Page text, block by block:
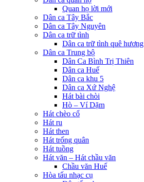
Quan họ lời mới
Dân ca Tây Bắc
Dân ca Tây Nguyên
Dân ca trữ tình
Dân ca trữ tình quê hương
Dân ca Trung bộ
Dân Ca Bình Trị Thiên
Dân ca Huế
Dân ca khu 5
Dân ca Xứ Nghệ
Hát bài chòi
Hò – Ví Dặm
Hát chèo cổ
Hát ru
Hát then
Hát trống quân
Hát tuồng
Hát văn – Hát chầu văn
Chầu văn Huế
Hòa tấu nhạc cụ